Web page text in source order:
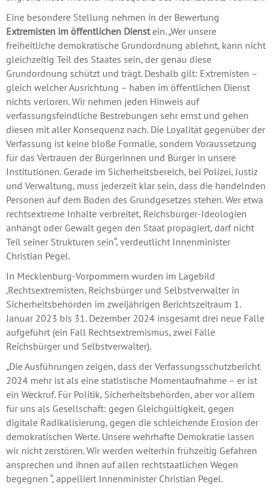
Eine besondere Stellung nehmen in der Bewertung
Extremisten im öffentlichen Dienstein. „Wer unsere
freiheitliche demokratische Grundordnung ablehnt, kann nicht
gleichzeitig Teil des Staates sein, der genau diese
Grundordnung schützt und trägt. Deshalb gilt: Extremisten –
gleich welcher Ausrichtung – haben im öffentlichen Dienst
nichts verloren. Wir nehmen jeden Hinweis auf
verfassungsfeindliche Bestrebungen sehr ernst und gehen
diesen mit aller Konsequenz nach. Die Loyalität gegenüber der
Verfassung ist keine bloße Formalie, sondern Voraussetzung
für das Vertrauen der Bürgerinnen und Bürger in unsere
Institutionen. Gerade im Sicherheitsbereich, bei Polizei, Justiz
und Verwaltung, muss jederzeit klar sein, dass die handelnden
Personen auf dem Boden des Grundgesetzes stehen. Wer etwa
rechtsextreme Inhalte verbreitet, Reichsbürger-Ideologien
anhängt oder Gewalt gegen den Staat propagiert, darf nicht
Teil seiner Strukturen sein“, verdeutlicht Innenminister
Christian Pegel.
In Mecklenburg-Vorpommern wurden im Lagebild
‚Rechtsextremisten, Reichsbürger und Selbstverwalter in
Sicherheitsbehörden im zweijährigen Berichtszeitraum 1.
Januar 2023 bis 31. Dezember 2024 insgesamt drei neue Fälle
aufgeführt (ein Fall Rechtsextremismus, zwei Fälle
Reichsbürger und Selbstverwalter).
„Die Ausführungen zeigen, dass der Verfassungsschutzbericht
2024 mehr ist als eine statistische Momentaufnahme – er ist
ein Weckruf. Für Politik, Sicherheitsbehörden, aber vor allem
für uns als Gesellschaft: gegen Gleichgültigkeit, gegen
digitale Radikalisierung, gegen die schleichende Erosion der
demokratischen Werte. Unsere wehrhafte Demokratie lassen
wir nicht zerstören. Wir werden weiterhin frühzeitig Gefahren
ansprechen und ihnen auf allen rechtstaatlichen Wegen
begegnen “, appelliert Innenminister Christian Pegel.